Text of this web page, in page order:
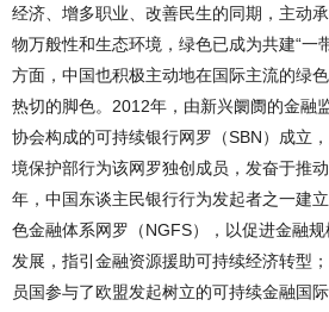
经济、增多职业、改善民生的同期，主动
物万般性和生态环境，绿色已成为共建“一
方面，中国也积极主动地在国际主流的绿
热切的脚色。2012年，由新兴阛阓的金融
协会构成的可持续银行网罗（SBN）成立
境保护部行为该网罗独创成员，发奋于推
年，中国东谈主民银行行为发起者之一建
色金融体系网罗（NGFS），以促进金融
发展，指引金融资源援助可持续经济转型
员国参与了欧盟发起树立的可持续金融国